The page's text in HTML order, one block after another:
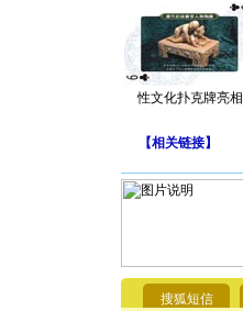
性文化扑克牌亮相
【相关链接】
搜狐短信